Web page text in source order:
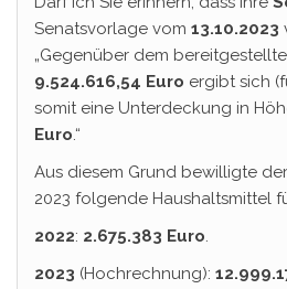
Senatsvorlage vom 13.10.2023
„Gegenüber dem
9.524.616,54 Euro ergibt sich
somit eine Unterdeckung in
Euro.“
Aus diesem Grund bewilligte
2023 folgende Haushaltsmittel
2022: 2.675.383 Euro.
2023 (Hochrechnung):